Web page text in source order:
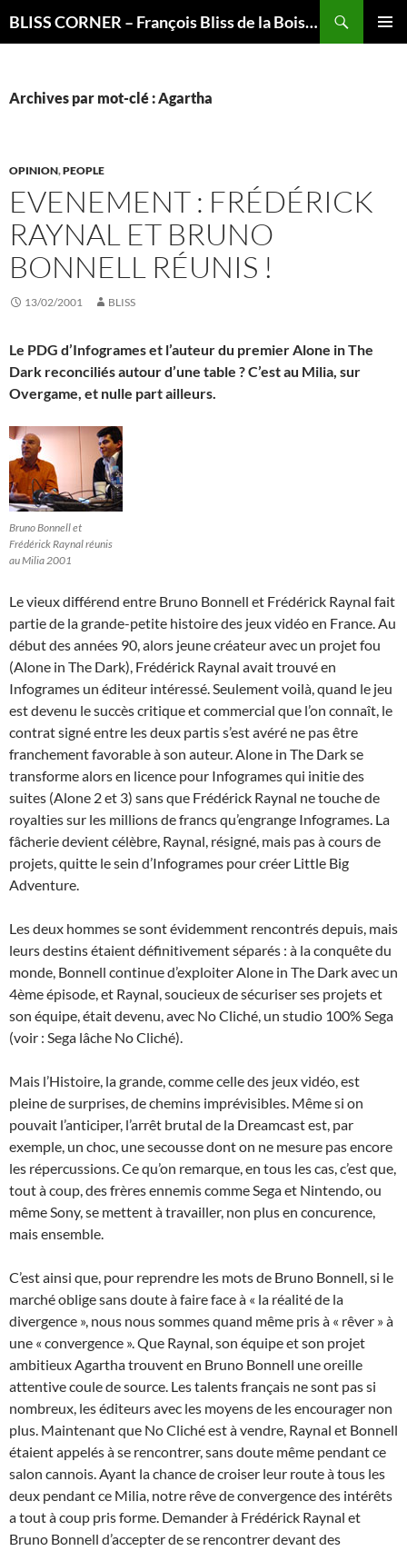
BLISS CORNER – François Bliss de la Boissière is here
Archives par mot-clé : Agartha
OPINION,PEOPLE
EVENEMENT : FRÉDÉRICK
RAYNAL ET BRUNO
BONNELL RÉUNIS !
13/02/2001 BLISS
Le PDG d’Infogrames et l’auteur du premier Alone in The
Dark reconciliés autour d’une table ? C’est au Milia, sur
Overgame, et nulle part ailleurs.
Bruno Bonnell et
Frédérick Raynal réunis
au Milia 2001
Le vieux différend entre Bruno Bonnell et Frédérick Raynal fait
partie de la grande-petite histoire des jeux vidéo en France. Au
début des années 90, alors jeune créateur avec un projet fou
(Alone in The Dark), Frédérick Raynal avait trouvé en
Infogrames un éditeur intéressé. Seulement voilà, quand le jeu
est devenu le succès critique et commercial que l’on connaît, le
contrat signé entre les deux partis s’est avéré ne pas être
franchement favorable à son auteur. Alone in The Dark se
transforme alors en licence pour Infogrames qui initie des
suites (Alone 2 et 3) sans que Frédérick Raynal ne touche de
royalties sur les millions de francs qu’engrange Infogrames. La
fâcherie devient célèbre, Raynal, résigné, mais pas à cours de
projets, quitte le sein d’Infogrames pour créer Little Big
Adventure.
Les deux hommes se sont évidemment rencontrés depuis, mais
leurs destins étaient définitivement séparés : à la conquête du
monde, Bonnell continue d’exploiter Alone in The Dark avec un
4ème épisode, et Raynal, soucieux de sécuriser ses projets et
son équipe, était devenu, avec No Cliché, un studio 100% Sega
(voir : Sega lâche No Cliché).
Mais l’Histoire, la grande, comme celle des jeux vidéo, est
pleine de surprises, de chemins imprévisibles. Même si on
pouvait l’anticiper, l’arrêt brutal de la Dreamcast est, par
exemple, un choc, une secousse dont on ne mesure pas encore
les répercussions. Ce qu’on remarque, en tous les cas, c’est que,
tout à coup, des frères ennemis comme Sega et Nintendo, ou
même Sony, se mettent à travailler, non plus en concurence,
mais ensemble.
C’est ainsi que, pour reprendre les mots de Bruno Bonnell, si le
marché oblige sans doute à faire face à « la réalité de la
divergence », nous nous sommes quand même pris à « rêver » à
une « convergence ». Que Raynal, son équipe et son projet
ambitieux Agartha trouvent en Bruno Bonnell une oreille
attentive coule de source. Les talents français ne sont pas si
nombreux, les éditeurs avec les moyens de les encourager non
plus. Maintenant que No Cliché est à vendre, Raynal et Bonnell
étaient appelés à se rencontrer, sans doute même pendant ce
salon cannois. Ayant la chance de croiser leur route à tous les
deux pendant ce Milia, notre rêve de convergence des intérêts
a tout à coup pris forme. Demander à Frédérick Raynal et
Bruno Bonnell d’accepter de se rencontrer devant des